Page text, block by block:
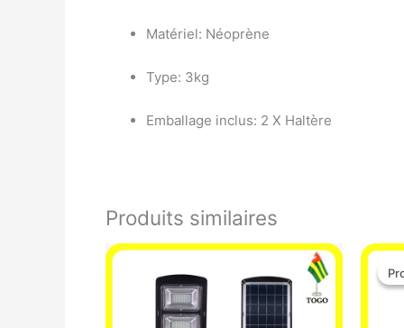
Matériel: Néoprène
Type: 3kg
Emballage inclus: 2 X Haltère
Produits similaires